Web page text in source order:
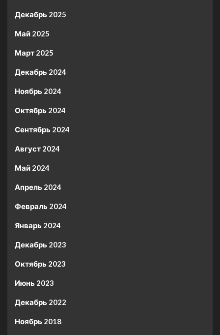
Декабрь 2025
Май 2025
Март 2025
Декабрь 2024
Ноябрь 2024
Октябрь 2024
Сентябрь 2024
Август 2024
Май 2024
Апрель 2024
Февраль 2024
Январь 2024
Декабрь 2023
Октябрь 2023
Июнь 2023
Декабрь 2022
Ноябрь 2018